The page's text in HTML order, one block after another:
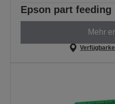
Epson part feeding
Mehr